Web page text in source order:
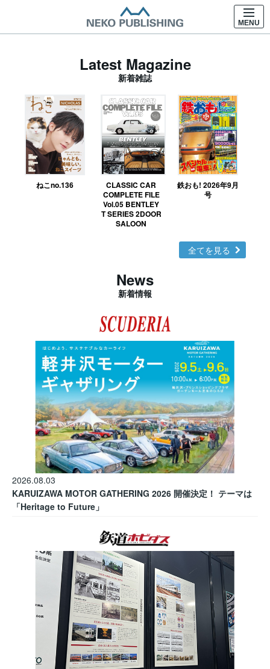
MENU
Latest Magazine
新着雑誌
ねこno.136
CLASSIC CAR
COMPLETE FILE
Vol.05 BENTLEY
T SERIES 2DOOR
SALOON
鉄おも! 2026年9月
号
全てを見る
News
新着情報
2026.08.03
KARUIZAWA MOTOR GATHERING 2026 開催決定！ テーマは
「Heritage to Future」